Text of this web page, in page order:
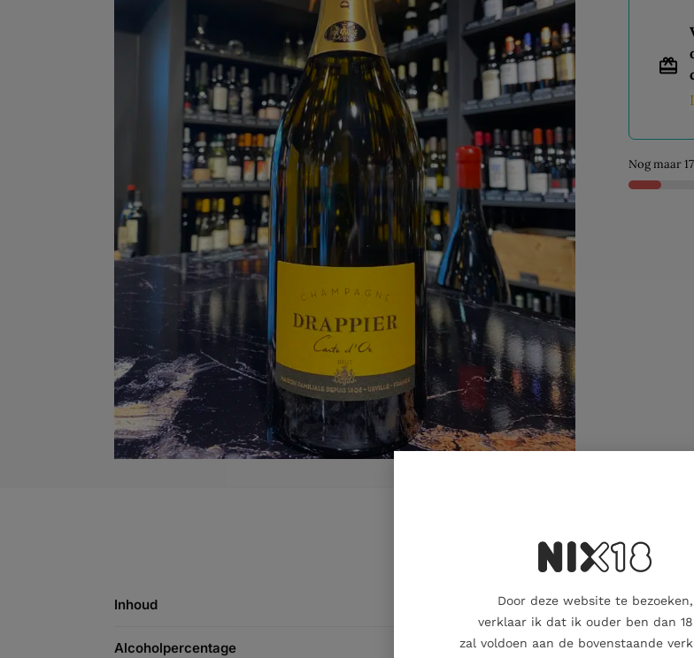
Nog maar
Inhoud
Alcoholpercentage
Door deze website te bezoeken,
verklaar ik dat ik ouder ben dan
zal voldoen aan de bovenstaande